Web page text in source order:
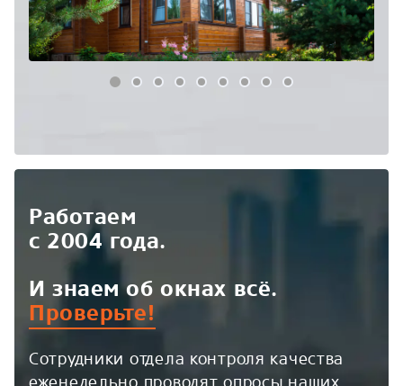
Работаем
с 2004 года.
И знаем об окнах всё.
Проверьте!
Сотрудники отдела контроля качества